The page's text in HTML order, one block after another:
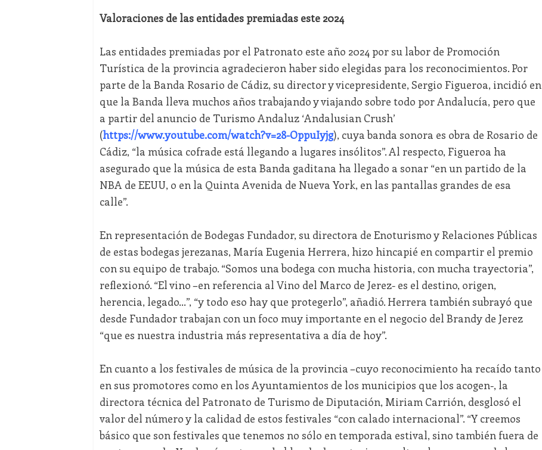
Valoraciones de las entidades premiadas este 2024
Las entidades premiadas por el Patronato este año 2024 por su labor de Promoción
Turística de la provincia agradecieron haber sido elegidas para los reconocimientos. Por
parte de la Banda Rosario de Cádiz, su director y vicepresidente, Sergio Figueroa, incidió en
que la Banda lleva muchos años trabajando y viajando sobre todo por Andalucía, pero que
a partir del anuncio de Turismo Andaluz ‘Andalusian Crush’
(https://www.youtube.com/watch?v=28-OppuIyjg), cuya banda sonora es obra de Rosario de
Cádiz, “la música cofrade está llegando a lugares insólitos”. Al respecto, Figueroa ha
asegurado que la música de esta Banda gaditana ha llegado a sonar “en un partido de la
NBA de EEUU, o en la Quinta Avenida de Nueva York, en las pantallas grandes de esa
calle”.
En representación de Bodegas Fundador, su directora de Enoturismo y Relaciones Públicas
de estas bodegas jerezanas, María Eugenia Herrera, hizo hincapié en compartir el premio
con su equipo de trabajo. “Somos una bodega con mucha historia, con mucha trayectoria”,
reflexionó. “El vino –en referencia al Vino del Marco de Jerez- es el destino, origen,
herencia, legado…”, “y todo eso hay que protegerlo”, añadió. Herrera también subrayó que
desde Fundador trabajan con un foco muy importante en el negocio del Brandy de Jerez
“que es nuestra industria más representativa a día de hoy”.
En cuanto a los festivales de música de la provincia –cuyo reconocimiento ha recaído tanto
en sus promotores como en los Ayuntamientos de los municipios que los acogen-, la
directora técnica del Patronato de Turismo de Diputación, Miriam Carrión, desglosó el
valor del número y la calidad de estos festivales “con calado internacional”. “Y creemos
básico que son festivales que tenemos no sólo en temporada estival, sino también fuera de